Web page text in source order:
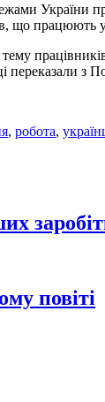
України
що працюють у
переказали
, робота,
повіті